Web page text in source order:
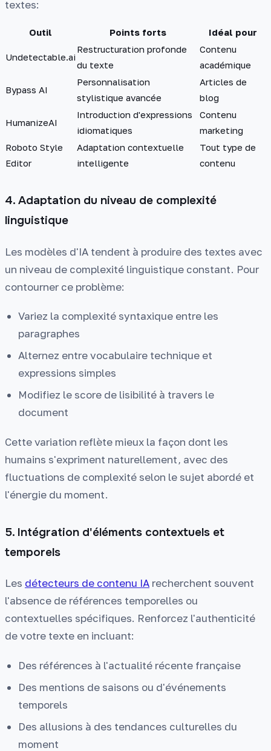
textes:
Outil Points forts Idéal pour
Undetectable.ai
Restructuration profonde
du texte
Contenu
académique
Bypass AI
Personnalisation
stylistique avancée
Articles de
blog
HumanizeAI
Introduction d'expressions
idiomatiques
Contenu
marketing
Roboto Style
Editor
Adaptation contextuelle
intelligente
Tout type de
contenu
4. Adaptation du niveau de complexité
linguistique
Les modèles d'IA tendent à produire des textes avec
un niveau de complexité linguistique constant. Pour
contourner ce problème:
Variez la complexité syntaxique entre les
paragraphes
Alternez entre vocabulaire technique et
expressions simples
Modifiez le score de lisibilité à travers le
document
Cette variation reflète mieux la façon dont les
humains s'expriment naturellement, avec des
fluctuations de complexité selon le sujet abordé et
l'énergie du moment.
5. Intégration d'éléments contextuels et
temporels
Les détecteurs de contenu IA recherchent souvent
l'absence de références temporelles ou
contextuelles spécifiques. Renforcez l'authenticité
de votre texte en incluant:
Des références à l'actualité récente française
Des mentions de saisons ou d'événements
temporels
Des allusions à des tendances culturelles du
moment